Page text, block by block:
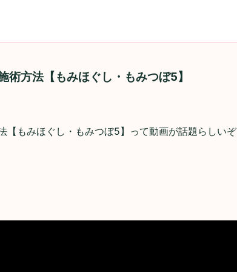
術方法【もみほぐし・もみつぼ5】
【もみほぐし・もみつぼ5】って動画が話題らしいぞ